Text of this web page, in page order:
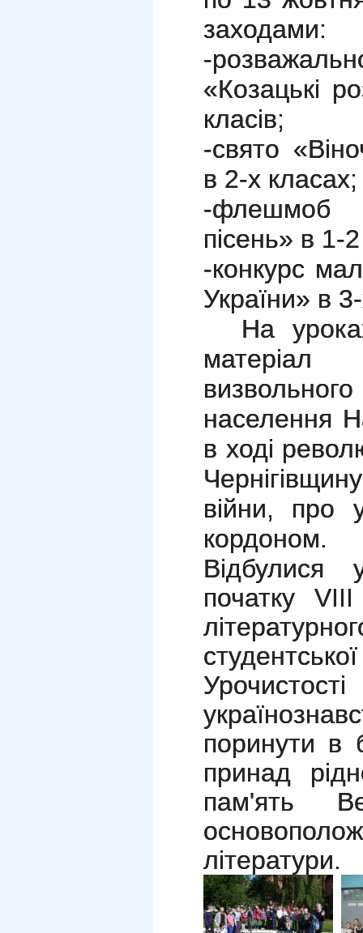
заходами:
-
«Козацькі
класів;
-свято
в 2-х класах;
-флешмоб
пісень» в 1-
-конкурс
України» в
На
населення
в ході
війни, про
кордоном.
Відбулися
початку V
поринути в
принад
пам'ять
літератури.